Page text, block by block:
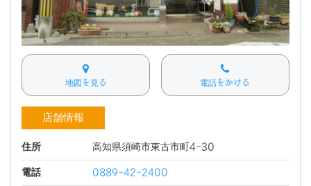
地図を見る 電話をかける
店舗情報
住所 高知県須崎市東古市町4-30
電話 0889-42-2400